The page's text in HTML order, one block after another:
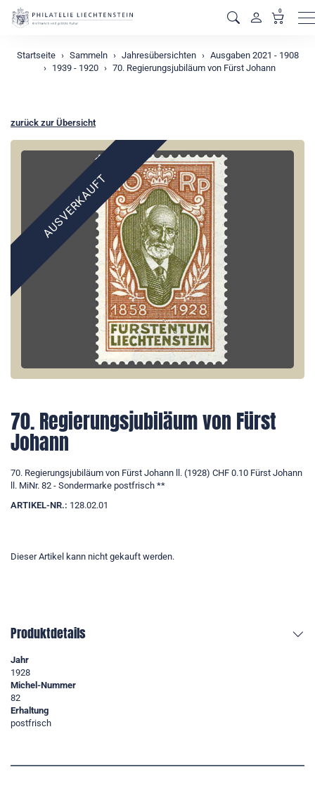
0
Startseite Sammeln Jahresübersichten
Ausgaben 2021 - 1908
1939 - 1920
70. Regierungsjubiläum von Fürst Johann
zurück zur Übersicht
AUSVERKAUFT
70. Regierungsjubiläum von Fürst
Johann
70. Regierungsjubiläum von Fürst Johann ll. (1928) CHF 0.10 Fürst Johann
ll. MiNr. 82 - Sondermarke postfrisch **
ARTIKEL-NR.: 128.02.01
Dieser Artikel kann nicht gekauft werden.
Produktdetails
Jahr
1928
Michel-Nummer
82
Erhaltung
postfrisch